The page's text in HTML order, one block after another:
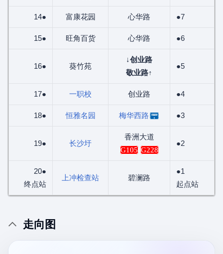
14● 富康花园 心华路 ●7
15● 旺角百货 心华路 ●6
16● 葵竹苑
↓创业路
敬业路↑
●5
17● 一职校 创业路 ●4
18● 恒雅名园 梅华西路 ●3
19● 长沙圩
香洲大道
G105 G228
●2
20●
终点站
上冲检查站 碧澜路
●1
起点站
走向图